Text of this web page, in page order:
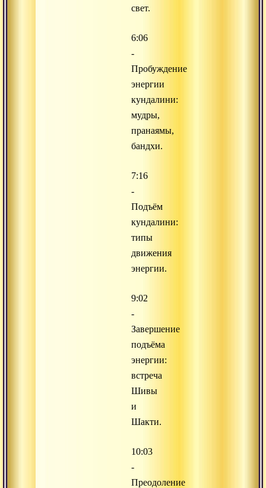
свет.
6:06
-
Пробуждение
энергии
кундалини:
мудры,
пранаямы,
бандхи.
7:16
-
Подъём
кундалини:
типы
движения
энергии.
9:02
-
Завершение
подъёма
энергии:
встреча
Шивы
и
Шакти.
10:03
-
Преодоление